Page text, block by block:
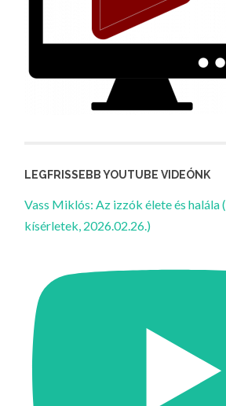
LEGFRISSEBB YOUTUBE VIDEÓNK
Vass Miklós: Az izzók élete és halála
kísérletek, 2026.02.26.)